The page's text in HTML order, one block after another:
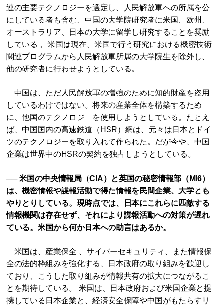
連の主要テクノロジーを選定し、人民解放軍への所属を公
にしている者も含む、中国の大学院研究者に米国、欧州、
オーストラリア、日本の大学に留学し研究することを奨励
している 。米国は現在、米国で行う研究における機密技術
関連プログラムから人民解放軍所属の大学院生を除外し、
他の研究者に行わせようとしている。
中国は、ただ人民解放軍の増強のために知的財産を盗用
しているわけではない。将来の産業全体を構築するため
に、他国のテクノロジーを使用しようとしている。たとえ
ば、中国国内の高速鉄道（HSR）網は、元々は日本とドイ
ツのテクノロジーを取り入れて作られた。だが今や、中国
企業は世界中のHSRの契約を独占しようとしている。
── 米国の中央情報局（CIA）と英国の秘密情報部（MI6）
は、機密情報や諜報活動で得た情報を民間企業、大学とも
やりとりしている。現時点では、日本にこれらに匹敵する
情報機関は存在せず、それにより諜報活動への対策が遅れ
ている。米国から何か日本への助言はあるか。
米国は、産業保全 、サイバーセキュリティ、また情報保
全の法的枠組みを強化する、日本政府の取り組みを歓迎し
ており、こうした取り組みが情報共有の拡大につながるこ
とを期待している。 米国は、日本政府および米国企業と提
携している日本企業と、経済安全保障や中国がもたらすリ